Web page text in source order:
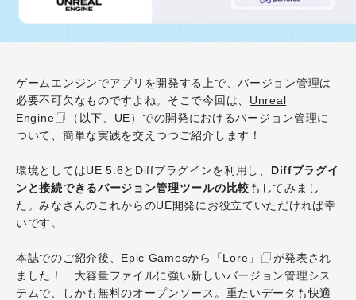
ゲームエンジンでアプリを開発する上で、バージョン管理は
必要不可欠なものですよね。そこで今回は、 Unreal
Engine
（以下、UE）での開発におけるバージョン管理に
ついて、簡単な実践を交えつつご紹介します！
環境としてはUE 5.6とDiffプラグインを利用し、 Diffプラグイ
ンと接続できるバージョン管理ツールの比較もしてみまし
た。みなさんのこれからのUE開発にお役立ていただければ幸
いです。
本誌でのご紹介後、Epic Gamesから 「Lore」
が発表され
ました！ 大容量ファイルに強い新しいバージョン管理シス
テムで、しかも無料のオープンソース。重たいデータも快適